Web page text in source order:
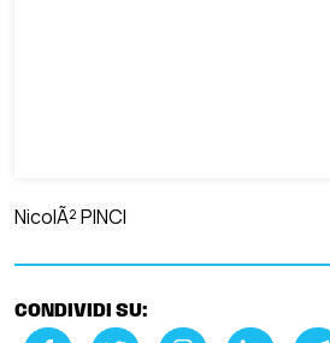
NicolÃ² PINCI
CONDIVIDI SU: